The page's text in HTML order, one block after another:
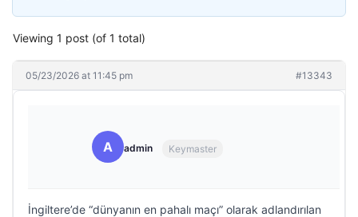
Viewing 1 post (of 1 total)
05/23/2026 at 11:45 pm #13343
A admin Keymaster
İngiltere’de “dünyanın en pahalı maçı” olarak adlandırılan